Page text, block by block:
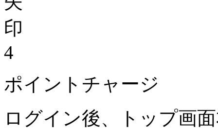
4
ポイントチャージ
ログイン後、トップ画